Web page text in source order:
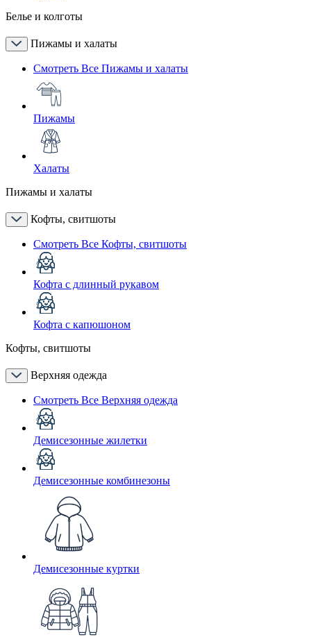
Белье и колготы
Пижамы и халаты
Смотреть Все Пижамы и халаты
Пижамы
Халаты
Пижамы и халаты
Кофты, свитшоты
Смотреть Все Кофты, свитшоты
Кофта с длинный рукавом
Кофта с капюшоном
Кофты, свитшоты
Верхняя одежда
Смотреть Все Верхняя одежда
Демисезонные жилетки
Демисезонные комбинезоны
Демисезонные куртки